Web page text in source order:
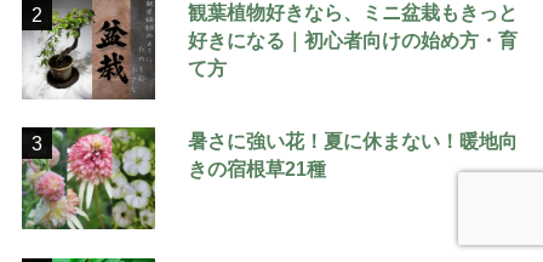
2
観葉植物好きなら、ミニ盆栽もきっと
好きになる｜初心者向けの始め方・育
て方
3
暑さに強い花！夏に休まない！暖地向
きの宿根草21種